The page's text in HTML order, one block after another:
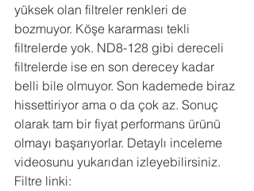
yüksek olan filtreler renkleri de
bozmuyor. Köşe kararması tekli
filtrelerde yok. ND8-128 gibi dereceli
filtrelerde ise en son derecey kadar
belli bile olmuyor. Son kademede biraz
hissettiriyor ama o da çok az. Sonuç
olarak tam bir fiyat performans ürünü
olmayı başarıyorlar. Detaylı inceleme
videosunu yukarıdan izleyebilirsiniz.
Filtre linki: